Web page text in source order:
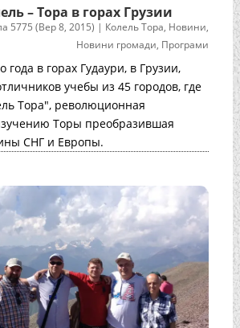
– Тора в горах Грузии
5775 (Вер 8, 2015) | Колель Тора, Новини,
Новини громади, Програми
года в горах Гудаури, в Грузии,
учебы из 45 городов, где
Тора", революционная
Торы преобразившая
СНГ и Европы.